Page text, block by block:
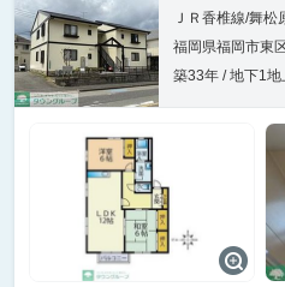
ＪＲ香椎線/舞松
福岡県福岡市東
築33年 / 地下1